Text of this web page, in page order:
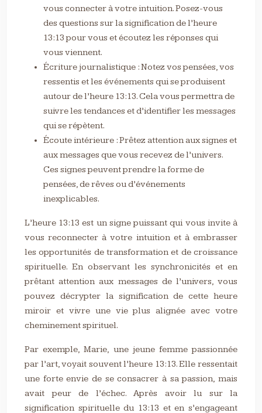
vous connecter à votre intuition. Posez-vous
des questions sur la signification de l’heure
13:13 pour vous et écoutez les réponses qui
vous viennent.
Écriture journalistique : Notez vos pensées, vos
ressentis et les événements qui se produisent
autour de l’heure 13:13. Cela vous permettra de
suivre les tendances et d’identifier les messages
qui se répètent.
Écoute intérieure : Prêtez attention aux signes et
aux messages que vous recevez de l’univers.
Ces signes peuvent prendre la forme de
pensées, de rêves ou d’événements
inexplicables.
L’heure 13:13 est un signe puissant qui vous invite à
vous reconnecter à votre intuition et à embrasser
les opportunités de transformation et de croissance
spirituelle. En observant les synchronicités et en
prêtant attention aux messages de l’univers, vous
pouvez décrypter la signification de cette heure
miroir et vivre une vie plus alignée avec votre
cheminement spirituel.
Par exemple, Marie, une jeune femme passionnée
par l’art, voyait souvent l’heure 13:13. Elle ressentait
une forte envie de se consacrer à sa passion, mais
avait peur de l’échec. Après avoir lu sur la
signification spirituelle du 13:13 et en s’engageant